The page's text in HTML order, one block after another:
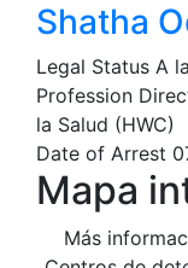
Shatha
Legal Status A
Profession
la Salud (HWC)
Date of Arrest
Mapa
Más